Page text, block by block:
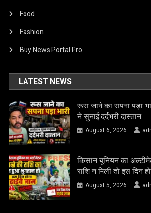
Food
Fashion
Buy News Portal Pro
LATEST NEWS
रूस जाने का सपना पड़ा
ने सुनाई दर्दभरी दास्तान
August 6, 2026
किसान यूनियन का
राशि न मिली तो इस दिन
August 5, 2026